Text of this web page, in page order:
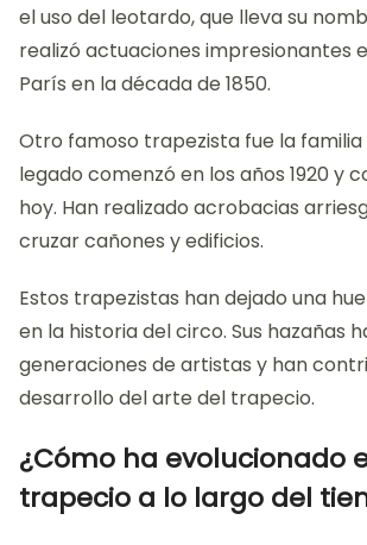
el uso del leotardo, que lleva su
realizó actuaciones impresionantes
París en la década de 1850.
Otro famoso trapezista fue la familia
legado comenzó en los años 1920 y
hoy. Han realizado acrobacias
cruzar cañones y edificios.
Estos trapezistas han dejado una
en la historia del circo. Sus hazañas
generaciones de artistas y han
desarrollo del arte del trapecio.
¿Cómo ha evolucionado
trapecio a lo largo del